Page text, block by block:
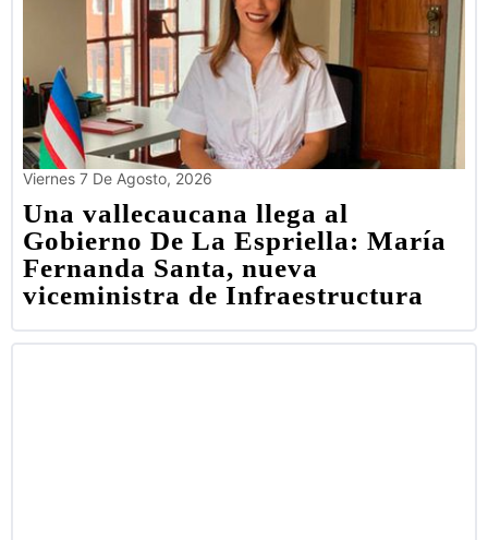
Viernes 7 De Agosto, 2026
Una vallecaucana llega al
Gobierno De La Espriella: María
Fernanda Santa, nueva
viceministra de Infraestructura